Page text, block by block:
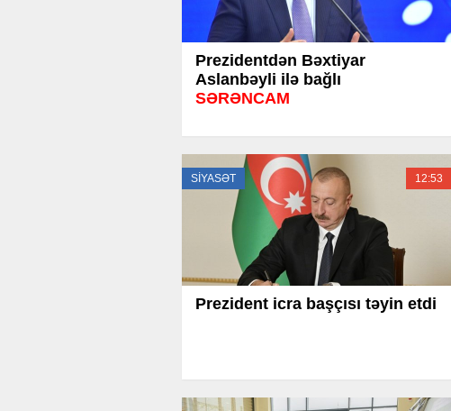
Prezidentdən Bəxtiyar
Aslanbəyli ilə bağlı
SƏRƏNCAM
SİYASƏT 12:53
Prezident icra başçısı təyin etdi